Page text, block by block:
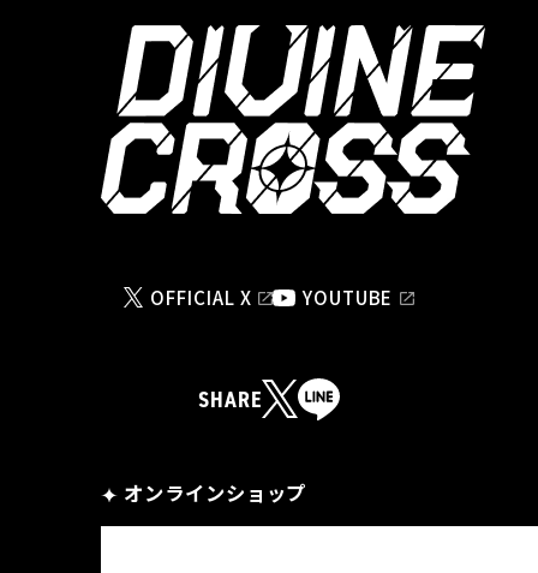
OFFICIAL X YOUTUBE
SHARE
オンラインショップ